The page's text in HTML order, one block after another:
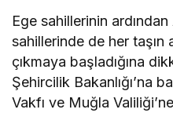
Ege sahillerinin
sahillerinde de her taşın
çıkmaya başladığına
Şehircilik Bakanlığı’na
Vakfı ve Muğla